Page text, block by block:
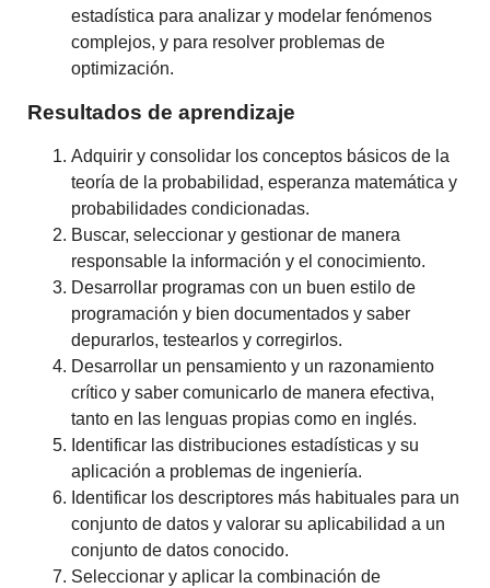
estadística para analizar y modelar fenómenos
complejos, y para resolver problemas de
optimización.
Resultados de aprendizaje
Adquirir y consolidar los conceptos básicos de la
teoría de la probabilidad, esperanza matemática y
probabilidades condicionadas.
Buscar, seleccionar y gestionar de manera
responsable la información y el conocimiento.
Desarrollar programas con un buen estilo de
programación y bien documentados y saber
depurarlos, testearlos y corregirlos.
Desarrollar un pensamiento y un razonamiento
crítico y saber comunicarlo de manera efectiva,
tanto en las lenguas propias como en inglés.
Identificar las distribuciones estadísticas y su
aplicación a problemas de ingeniería.
Identificar los descriptores más habituales para un
conjunto de datos y valorar su aplicabilidad a un
conjunto de datos conocido.
Seleccionar y aplicar la combinación de